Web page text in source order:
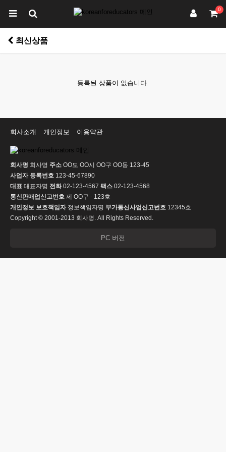
0
최신상품
등록된 상품이 없습니다.
회사소개 개인정보 이용약관
회사명 회사명 주소 OO도 OO시 OO구 OO동 123-45
사업자 등록번호 123-45-67890
대표 대표자명 전화02-123-4567 팩스 02-123-4568
통신판매업신고번호 제 OO구 - 123호
개인정보 보호책임자정보책임자명 부가통신사업신고번호 12345호
Copyright © 2001-2013 회사명. All Rights Reserved.
PC 버전